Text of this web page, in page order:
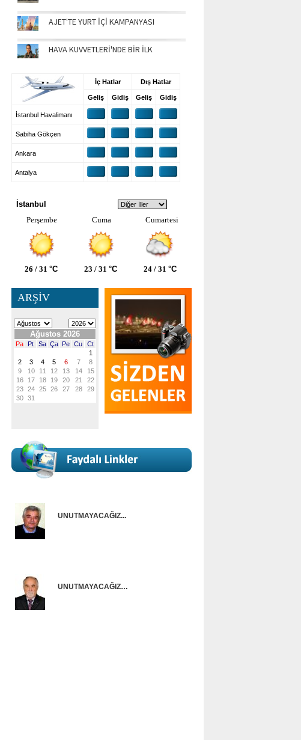
AJET'TE YURT İÇİ KAMPANYASI
HAVA KUVVETLERİ'NDE BİR İLK
İç Hatlar Dış Hatlar
Geliş Gidiş Geliş Gidiş
İstanbul Havalimanı
Sabiha Gökçen
Ankara
Antalya
İstanbul
Perşembe
Cuma Cumartesi
26 / 31 °C 23 / 31 °C 24 / 31 °C
ARŞİV
UNUTMAYACAĞIZ...
UNUTMAYACAĞIZ…